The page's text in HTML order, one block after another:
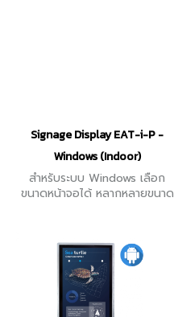
Signage Display EAT-i-P -
Windows (Indoor)
สำหรับระบบ Windows เลือก
ขนาดหน้าจอได้ หลากหลายขนาด